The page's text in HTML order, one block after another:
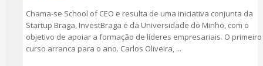
Chama-se School of CEO e resulta de uma iniciativa conjunta da
Startup Braga, InvestBraga e da Universidade do Minho, com o
objetivo de apoiar a formação de líderes empresariais. O primeiro
curso arranca para o ano. Carlos Oliveira, ...